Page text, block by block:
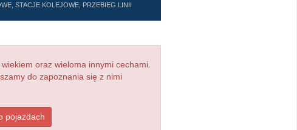
STACJE KOLEJOWE, PRZEBIEG LINII
oraz wieloma innymi cechami.
do zapoznania się z nimi
pojazdach